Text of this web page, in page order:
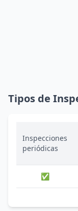
Tipos de
Inspecciones
periódicas
✅